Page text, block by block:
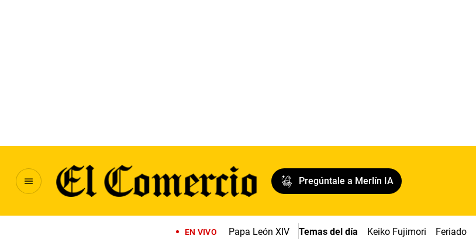
Pregúntale a Merlín IA
EN VIVO Papa León XIV Temas del día Keiko Fujimori Feriado